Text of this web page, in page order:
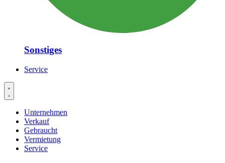
Sonstiges
Service
Unternehmen
Verkauf
Gebraucht
Vermietung
Service